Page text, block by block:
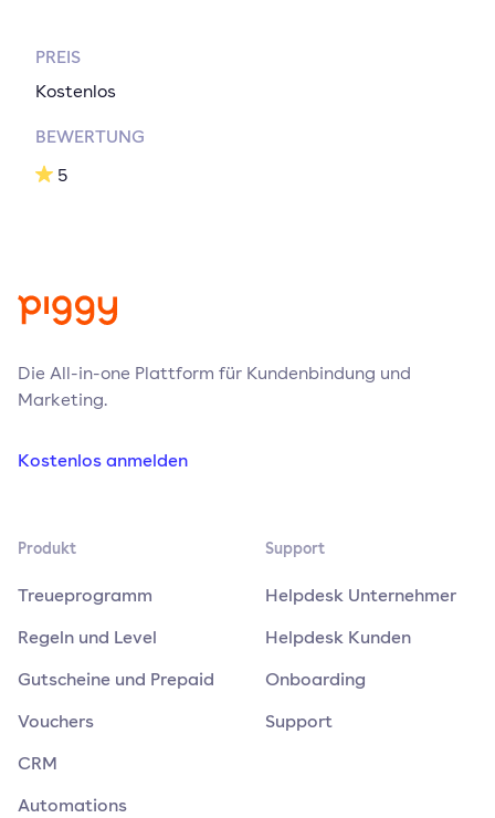
PREIS
Kostenlos
BEWERTUNG
5
Die All-in-one Plattform für Kundenbindung und
Marketing.
Kostenlos anmelden
Produkt
Treueprogramm
Regeln und Level
Gutscheine und Prepaid
Vouchers
CRM
Automations
Support
Helpdesk Unternehmer
Helpdesk Kunden
Onboarding
Support